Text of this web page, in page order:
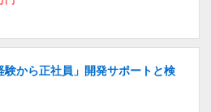
から正社員」開発サポートと検